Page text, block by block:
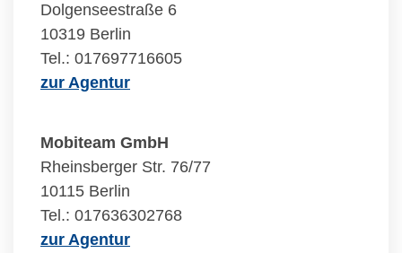
Dolgenseestraße 6
10319 Berlin
Tel.: 017697716605
zur Agentur
Mobiteam GmbH
Rheinsberger Str. 76/77
10115 Berlin
Tel.: 017636302768
zur Agentur